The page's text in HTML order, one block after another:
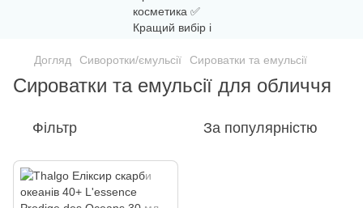
Догляд Сиворотки/ємульсії Сироватки та емульсії
Сироватки та емульсії для обличчя
Фільтр За популярністю